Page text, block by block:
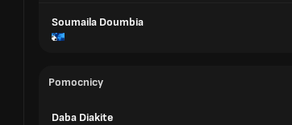
Soumaila Doumbia
Pomocnicy
Daba Diakite